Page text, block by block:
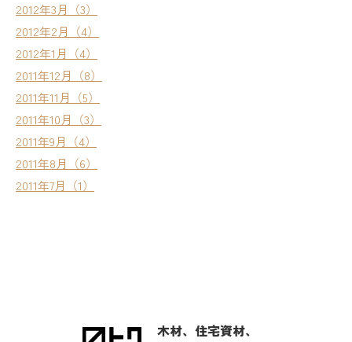
2012年3月（3）
2012年2月（4）
2012年1月（4）
2011年12月（8）
2011年11月（5）
2011年10月（3）
2011年9月（4）
2011年8月（6）
2011年7月（1）
木材、住宅資材、